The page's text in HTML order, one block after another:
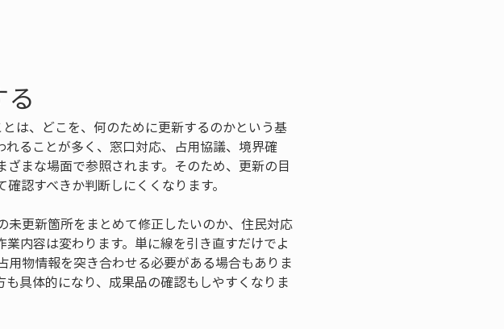
は、どこを、何のために更新するのかという基
ることが多く、窓口対応、占用協議、境界確
まな場面で参照されます。そのため、更新の目
認すべきか判断しにくくなります。
更新箇所をまとめて修正したいのか、住民対応
内容は変わります。単に線を引き直すだけでよ
物情報を突き合わせる必要がある場合もありま
具体的になり、成果品の確認もしやすくなりま